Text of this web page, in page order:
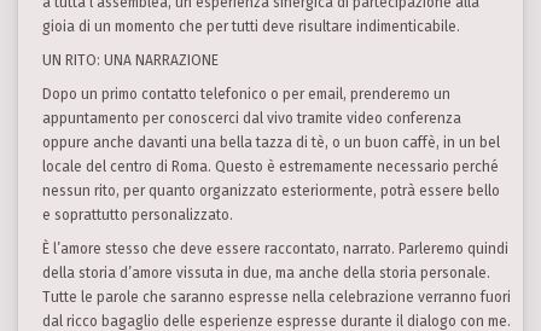
gioia di un momento che per tutti deve risultare indimenticabile.
UN RITO: UNA NARRAZIONE
Dopo un primo contatto telefonico o per email, prenderemo un
appuntamento per conoscerci dal vivo tramite video conferenza
oppure anche davanti una bella tazza di tè, o un buon caffè, in un bel
locale del centro di Roma. Questo è estremamente necessario perché
nessun rito, per quanto organizzato esteriormente, potrà essere bello
e soprattutto personalizzato.
È l’amore stesso che deve essere raccontato, narrato. Parleremo quindi
della storia d’amore vissuta in due, ma anche della storia personale.
Tutte le parole che saranno espresse nella celebrazione verranno fuori
dal ricco bagaglio delle esperienze espresse durante il dialogo con me.